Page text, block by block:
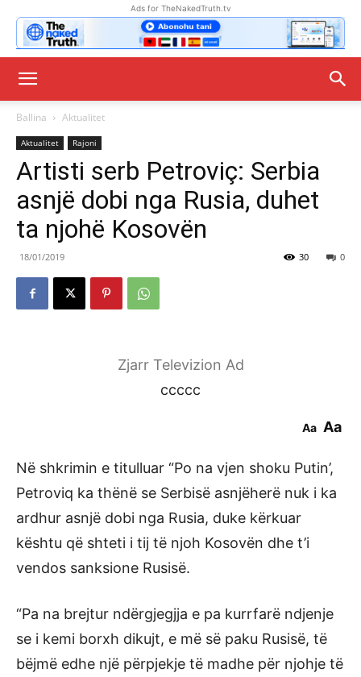
Ads for TheNakedTruth.tv
Ballina Aktualitet
Aktualitet Rajoni
Artisti serb Petroviç: Serbia
asnjë dobi nga Rusia, duhet
ta njohë Kosovën
18/01/2019 0
30
Zjarr Televizion Ad
ccccc
Aa Aa
Në shkrimin e titulluar “Po na vjen shoku Putin’,
Petroviq ka thënë se Serbisë asnjëherë nuk i ka
ardhur asnjë dobi nga Rusia, duke kërkuar
kështu që shteti i tij të njoh Kosovën dhe t’i
vendos sanksione Rusisë.
“Pa na brejtur ndërgjegjja e pa kurrfarë ndjenje
se i kemi borxh dikujt, e më së paku Rusisë, të
bëjmë edhe një përpjekje të madhe për njohje të